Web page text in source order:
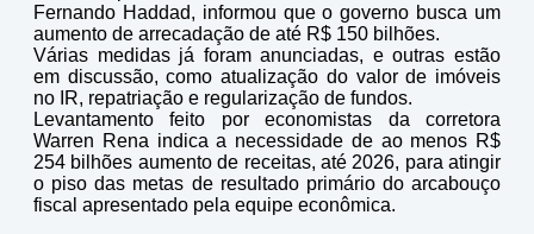
Fernando Haddad, informou que o governo busca um
aumento de arrecadação de até R$ 150 bilhões.
Várias medidas já foram anunciadas, e outras estão
em discussão, como atualização do valor de imóveis
no IR, repatriação e regularização de fundos.
Levantamento feito por economistas da corretora
Warren Rena indica a necessidade de ao menos R$
254 bilhões aumento de receitas, até 2026, para atingir
o piso das metas de resultado primário do arcabouço
fiscal apresentado pela equipe econômica.